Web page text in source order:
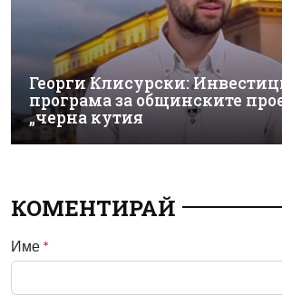
Георги Клисурски:
програма за общинските
„черна кутия
КОМЕНТИРАЙ
Име *